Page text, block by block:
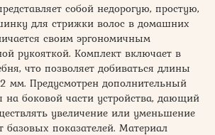
собой недорогую, простую,
для стрижки волос в домашних
своим эргономичным
рукояткой. Комплект включает в
что позволяет добиваться длины
мм. Предусмотрен дополнительный
на боковой части устройства, дающий
увеличение или уменьшение
показателей. Материал